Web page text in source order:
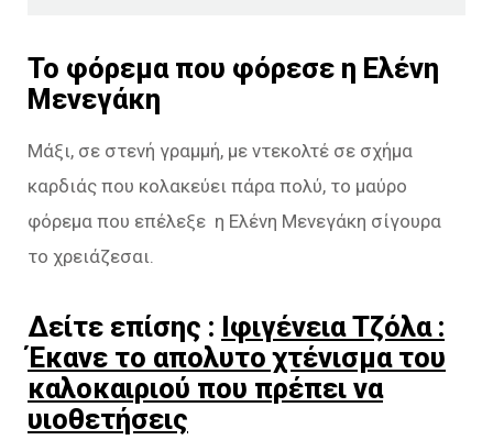
Το φόρεμα που φόρεσε η Ελένη
Μενεγάκη
Μάξι, σε στενή γραμμή, με ντεκολτέ σε σχήμα
καρδιάς που κολακεύει πάρα πολύ, το μαύρο
φόρεμα που επέλεξε η Ελένη Μενεγάκη σίγουρα
το χρειάζεσαι.
Δείτε επίσης : Ιφιγένεια Τζόλα :
Έκανε το απολυτο χτένισμα του
καλοκαιριού που πρέπει να
υιοθετήσεις